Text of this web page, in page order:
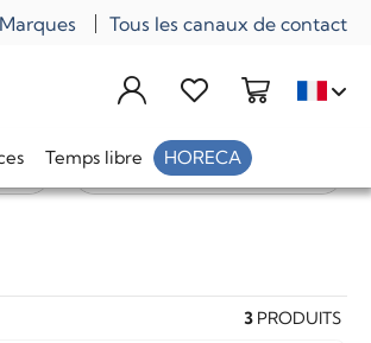
Marques Tous les canaux de contact
Temps libre HORECA
Prédéfini
3 PRODUITS